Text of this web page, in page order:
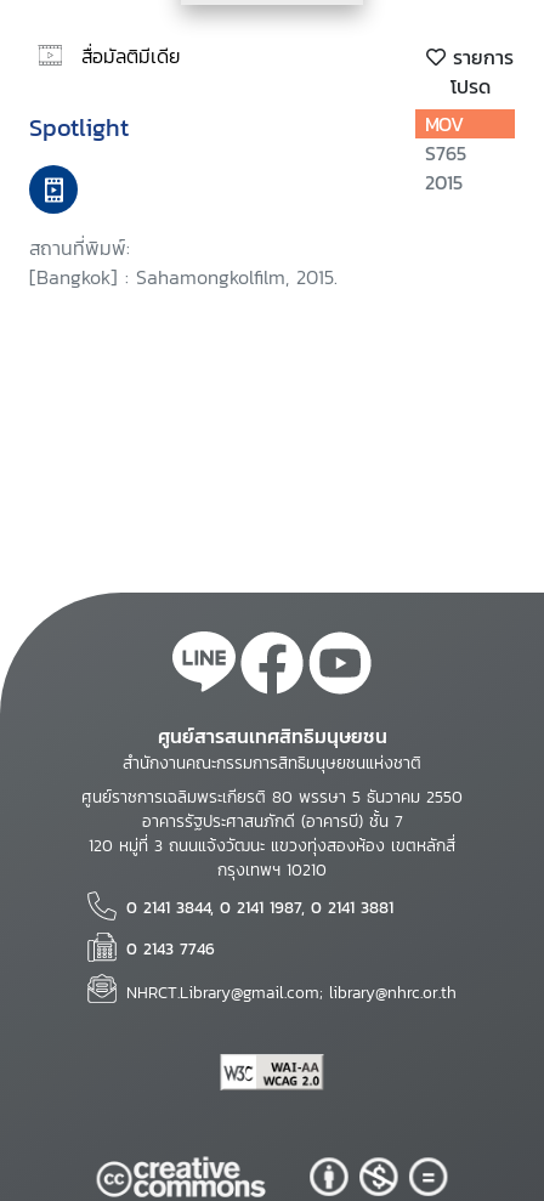
สื่อมัลติมีเดีย
รายการ
โปรด
Spotlight
สถานที่พิมพ์:
[Bangkok] : Sahamongkolfilm, 2015.
MOV
S765
2015
ศูนย์สารสนเทศสิทธิมนุษยชน
สำนักงานคณะกรรมการสิทธิมนุษยชนแห่งชาติ
ศูนย์ราชการเฉลิมพระเกียรติ 80 พรรษา 5 ธันวาคม 2550
อาคารรัฐประศาสนภักดี (อาคารบี) ชั้น 7
120 หมู่ที่ 3 ถนนแจ้งวัฒนะ แขวงทุ่งสองห้อง เขตหลักสี่
กรุงเทพฯ 10210
0 2141 3844, 0 2141 1987, 0 2141 3881
0 2143 7746
NHRCT.Library@gmail.com; library@nhrc.or.th